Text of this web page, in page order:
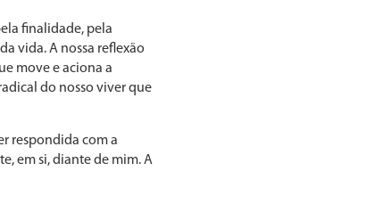
fina­lidade, pela
vida. A nossa reflexão
move e aciona a
do nosso viver que
res­pondida com a
em si, diante de mim. A